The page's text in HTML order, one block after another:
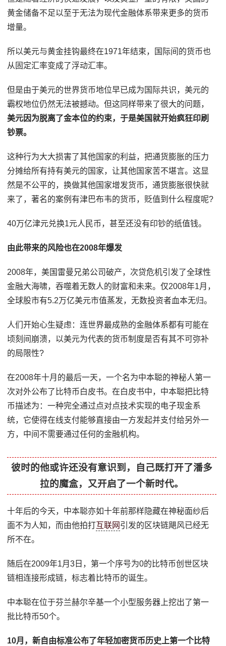
黄金储备不足以至于无法为现代金融体系带来更多的货币
增量。
所以美元与黄金挂钩最终在1971年结束，国际间的货币也
从固定汇率变成了浮动汇率。
但是由于美元的世界货币地位早已成为国际共识，美元的
霸权地位仍然无法被撼动。但这同样带来了很大的问题，
美元因为脱离了金本位的约束，于是美国就开始疯狂印刷
钞票。
这种行为大大损害了其他国家的利益，把通货膨胀的压力
分摊给所有持有美元的国家，让其他国家苦不堪言。这显
然是不公平的，换做其他国家增发货币，通货膨胀很快就
来了，著名的案例有津巴布韦的货币，贬值到什么程度呢?
40万亿津元兑换1元人民币，甚至还没有印钞的纸值钱。
由此带来的风险也在2008年爆发
2008年，美国雷曼兄弟公司破产，次贷危机引发了全球性
金融大海啸，吞噬着无数人的财富和未来。仅2008年1月，
全球股市有5.2万亿美元市值蒸发，无数投资者血本无归。
人们开始心生疑虑：连世界最成熟的金融体系都有可能在
顷刻间崩溃，以美元为代表的货币制度是否有其不可弥补
的局限性?
在2008年十月的最后一天，一个名为中本聪的神秘人第一
次对外公布了比特币白皮书。在白皮书中，中本聪把比特
币描述为：一种完全通过点对点技术实现的电子现金系
统，它使得在线支付能够直接由一方发起并支付给另外一
方，中间不需要通过任何的金融机构。
彼时的他或许还没有意识到，自己既打开了潘多
拉的魔盒，又开启了一个新时代。
十年后的今天，中本聪亦如十年前那样隐藏在神秘面纱后
面不为人知，而由他拍打互联网 引发的区块链飓风已经无
所不在。
随后在2009年1月3日，第一个序号为0的比特币创世区块
链相连接形成链，标志着比特币的诞生。
中本聪在位于芬兰赫尔辛基一个小型服务器上挖出了第一
批比特币50个。
10月，新自由标准公布了年轻加密货币历史上第一个比特